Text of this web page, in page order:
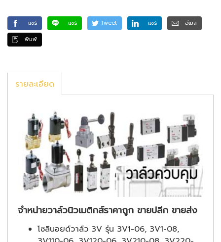
แชร์ แชร์ Tweet แชร์
อีเมล
พิมพ์
รายละเอียด
จำหน่ายวาล์วนิวเมติกส์ราคาถูก ขายปลีก ขายส่ง
โซลินอยด์วาล์ว 3V รุ่น 3V1-06, 3V1-08,